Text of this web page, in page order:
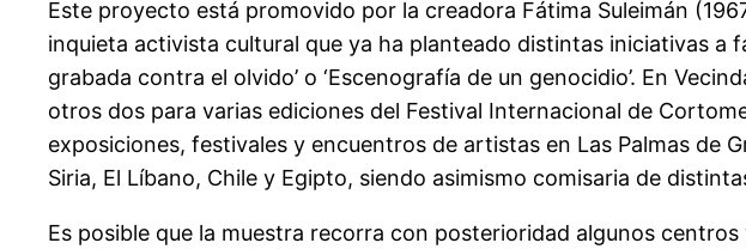
Este proyecto está promovido por la creadora Fátima Suleimán
inquieta activista cultural que ya ha planteado distintas iniciativas a
grabada contra el olvido’ o ‘Escenografía de un genocidio’. En
otros dos para varias ediciones del Festival Internacional de
exposiciones, festivales y encuentros de artistas en Las Palmas de
Siria, El Líbano, Chile y Egipto, siendo asimismo comisaria de
Es posible que la muestra recorra con posterioridad algunos